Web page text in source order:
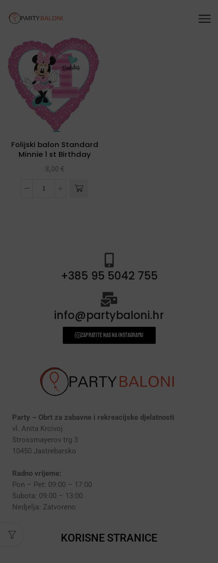
Folijski balon Standard
Minnie 1 st Birthday
8,00 €
+385 95 5042 755
info@partybaloni.hr
Zapratite nas na instagramu
Party – Obrt za zabavne i rekreacijske djelatnosti
vl. Anita Krcivoj
Strossmayerov trg 3
10450 Jastrebarsko
Radno vrijeme:
Pon – Pet: 09:00 – 17:00
Subota: 09:00 – 13:00
Nedjelja: Zatvoreno
KORISNE STRANICE